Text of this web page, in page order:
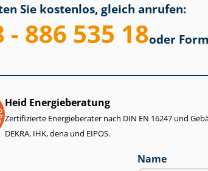
Sie kostenlos, gleich anrufen:
- 886 535 18oder
Heid Energieberatung
Zertifizierte Energieberater nach DIN EN 16247 und
DEKRA, IHK, dena und EIPOS.
Name